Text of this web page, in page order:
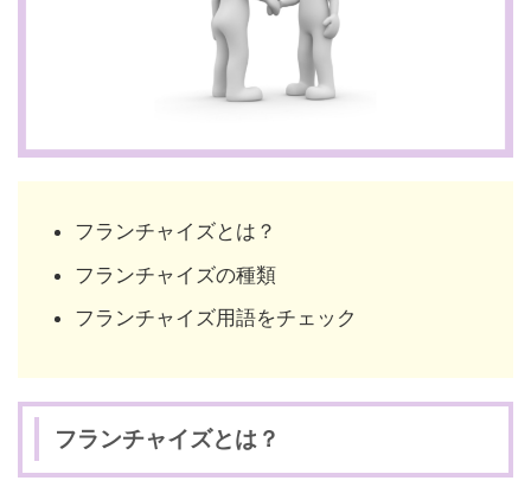
フランチャイズとは？
フランチャイズの種類
フランチャイズ用語をチェック
フランチャイズとは？